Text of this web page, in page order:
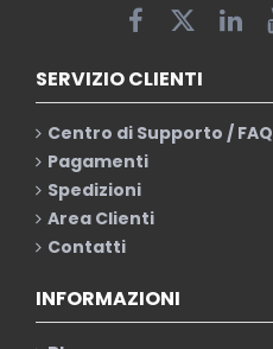
SERVIZIO CLIENTI
Centro di Supporto / FAQ
Pagamenti
Spedizioni
Area Clienti
Contatti
INFORMAZIONI